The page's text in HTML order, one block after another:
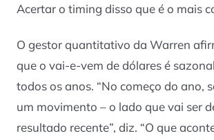
Acertar o timing disso que é o mais
O gestor quantitativo da Warren
que o vai-e-vem de dólares é
todos os anos. “No começo do ano,
um movimento – o lado que vai ser
resultado recente”, diz. “O que